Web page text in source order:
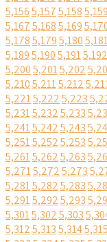
5,1565,1575,1585,159
5,1675,1685,169
5,1785,1795,180
5,1895,1905,1915,192
5,2005,2015,202
5,2105,2115,212
5,2215,2225,223
5,2315,2325,233
5,2415,2425,243
5,2515,2525,253
5,2615,2625,263
5,2715,2725,273
5,2815,2825,283
5,2915,2925,293
5,3015,3025,303
5,3125,3135,3145,315